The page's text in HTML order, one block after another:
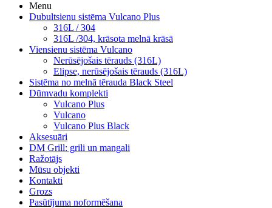
Menu
Dubultsienu sistēma Vulcano Plus
316L / 304
316L /304, krāsota melnā krāsā
Viensienu sistēma Vulcano
Nerūsējošais tērauds (316L)
Elipse, nerūsējošais tērauds (316L)
Sistēma no melnā tērauda Black Steel
Dūmvadu komplekti
Vulcano Plus
Vulcano
Vulcano Plus Black
Aksesuāri
DM Grill: grili un mangali
Ražotājs
Mūsu objekti
Kontakti
Grozs
Pasūtījuma noformēšana